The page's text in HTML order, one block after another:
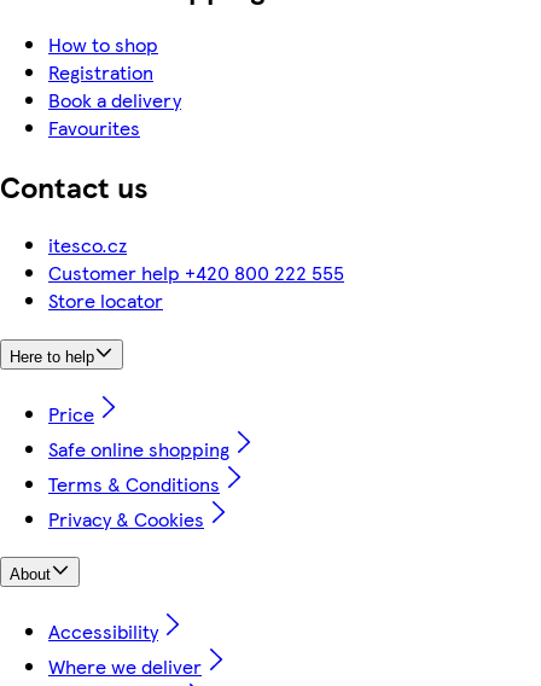
How to shop
Registration
Book a delivery
Favourites
Contact us
itesco.cz
Customer help +420 800 222 555
Store locator
Here to help
Price
Safe online shopping
Terms & Conditions
Privacy & Cookies
About
Accessibility
Where we deliver